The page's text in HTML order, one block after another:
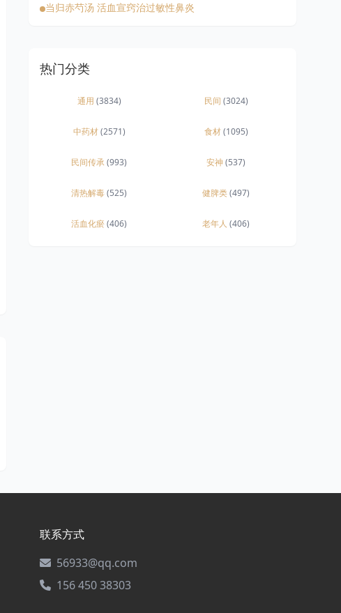
当归赤芍汤 活血宣窍治过敏性鼻炎
热门分类
通用 (3834) 民间 (3024)
中药材(2571) 食材(1095)
民间传承(993) 安神(537)
清热解毒(525) 健脾类(497)
活血化瘀(406) 老年人 (406)
联系方式
56933@qq.com
156 450 38303